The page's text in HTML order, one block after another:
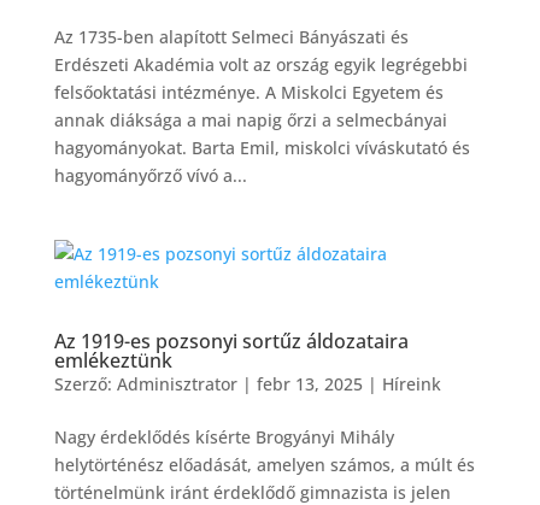
Az 1735-ben alapított Selmeci Bányászati és
Erdészeti Akadémia volt az ország egyik legrégebbi
felsőoktatási intézménye. A Miskolci Egyetem és
annak diáksága a mai napig őrzi a selmecbányai
hagyományokat. Barta Emil, miskolci víváskutató és
hagyományőrző vívó a...
Az 1919-es pozsonyi sortűz áldozataira
emlékeztünk
Szerző: Adminisztrator| febr 13, 2025| Híreink
Nagy érdeklődés kísérte Brogyányi Mihály
helytörténész előadását, amelyen számos, a múlt és
történelmünk iránt érdeklődő gimnazista is jelen